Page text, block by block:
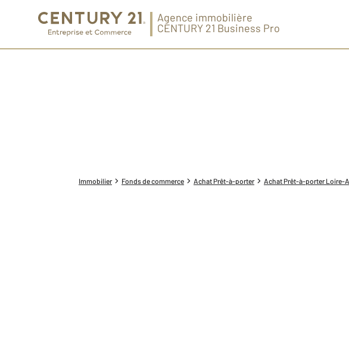
Agence immobilière
CENTURY 21 Business Pro
Immobilier Fonds de commerce Achat Prêt-à-porter Achat Prêt-à-porter Loire-